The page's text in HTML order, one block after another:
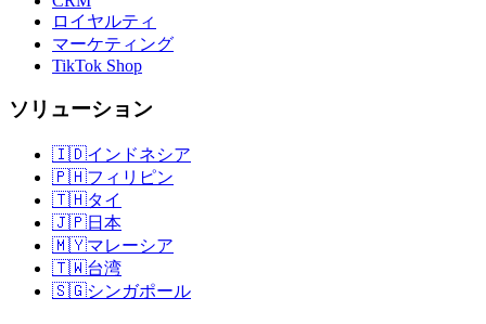
ロイヤルティ
マーケティング
TikTok Shop
ソリューション
🇮🇩インドネシア
🇵🇭フィリピン
🇹🇭タイ
🇯🇵日本
🇲🇾マレーシア
🇹🇼台湾
🇸🇬シンガポール